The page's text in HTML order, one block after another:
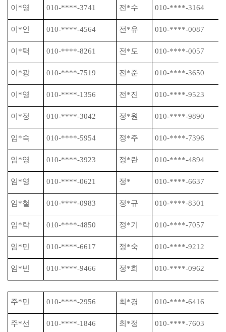
이 *영 010-****-3741 전*수 010-****-3164
이 *인 010-****-4564 전*유 010-****-0087
이 *택 010-****-8261 전*도 010-****-0057
이 *광 010-****-7519 전*준 010-****-3650
이 *영 010-****-1356 전*진 010-****-9523
이 *정 010-****-3042 정*원 010-****-9890
임*숙 010-****-5954 정*주 010-****-7396
임*영 010-****-3923 정*란 010-****-4894
임*영 010-****-0621 정* 010-****-6637
임*철 010-****-0983 정*규 010-****-8301
임*락 010-****-4850 정*기 010-****-7057
임*민 010-****-6617 정*숙 010-****-9212
임*빈 010-****-9466 정*희 010-****-0962
주*민 010-****-2956 최 *경 010-****-6416
주*선 010-****-1846 최 *정 010-****-7603